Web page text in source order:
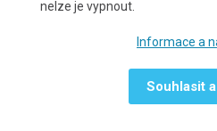
nelze je vypnout.
Informace a
Souhlasit